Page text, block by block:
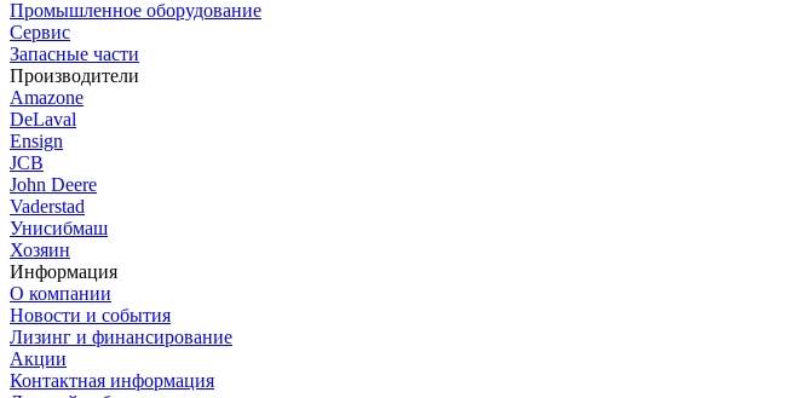
Промышленное оборудование
Сервис
Запасные части
Производители
Amazone
DeLaval
Ensign
JCB
John Deere
Vaderstad
Унисибмаш
Хозяин
Информация
О компании
Новости и события
Лизинг и финансирование
Акции
Контактная информация